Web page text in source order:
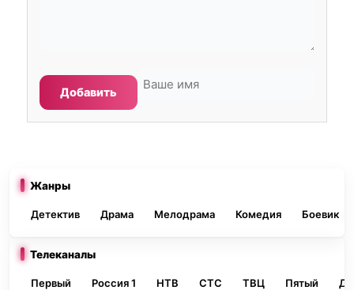
Добавить
Жанры
Детектив Драма Мелодрама Комедия Боевик
Телеканалы
Первый Россия 1 НТВ СТС ТВЦ Пятый